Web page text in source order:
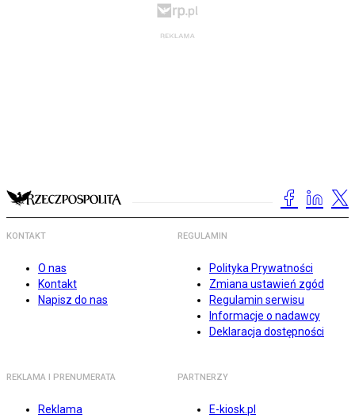
KONTAKT
O nas
Kontakt
Napisz do nas
REGULAMIN
Polityka Prywatności
Zmiana ustawień zgód
Regulamin serwisu
Informacje o nadawcy
Deklaracja dostępności
REKLAMA I PRENUMERATA
Reklama
PARTNERZY
E-kiosk.pl